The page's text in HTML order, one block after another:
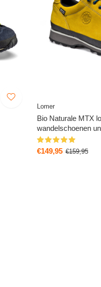
Lomer
Bio Naturale MTX
wandelschoenen
€149,95 €159,95